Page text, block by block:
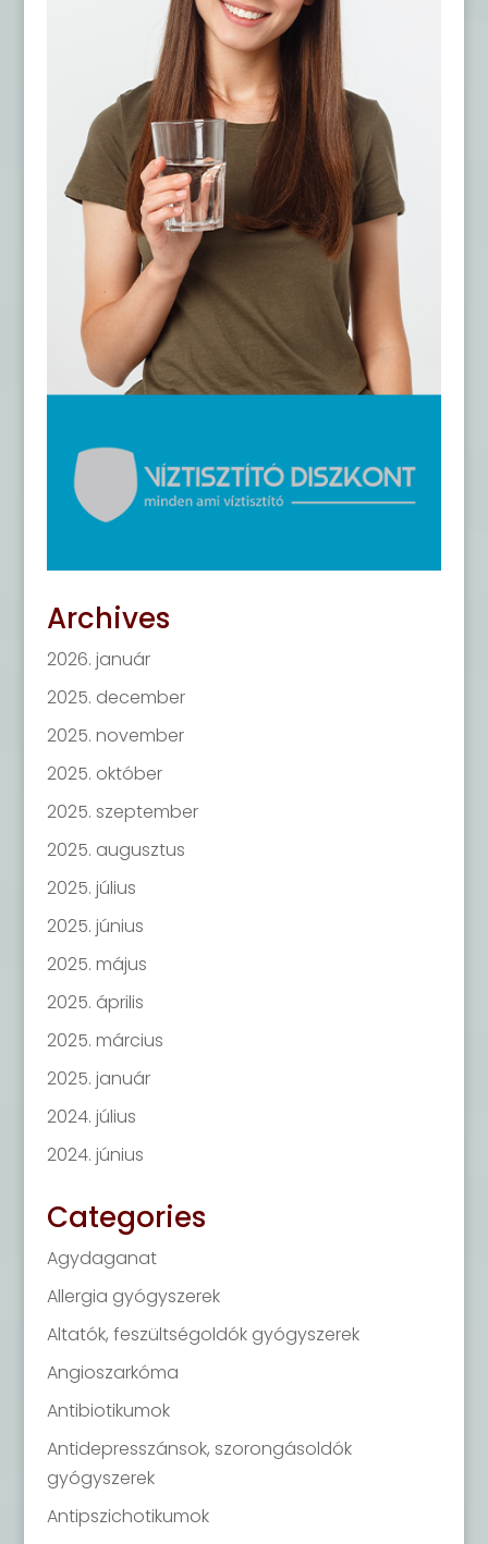
Archives
2026. január
2025. december
2025. november
2025. október
2025. szeptember
2025. augusztus
2025. július
2025. június
2025. május
2025. április
2025. március
2025. január
2024. július
2024. június
Categories
Agydaganat
Allergia gyógyszerek
Altatók, feszültségoldók gyógyszerek
Angioszarkóma
Antibiotikumok
Antidepresszánsok, szorongásoldók
gyógyszerek
Antipszichotikumok